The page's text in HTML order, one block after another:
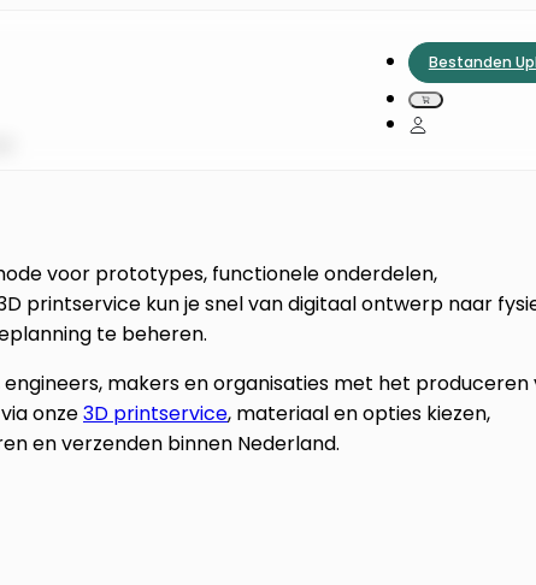
Bestanden
voor prototypes, functionele onderdelen,
printservice kun je snel van digitaal ontwerp naar
te beheren.
makers en organisaties met het produceren
onze3D printservice, materiaal en opties kiezen,
en verzenden binnen Nederland.